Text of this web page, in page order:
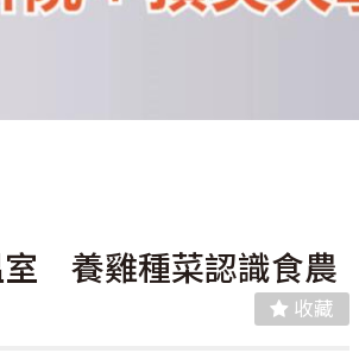
室 養雞種菜認識食農
收藏